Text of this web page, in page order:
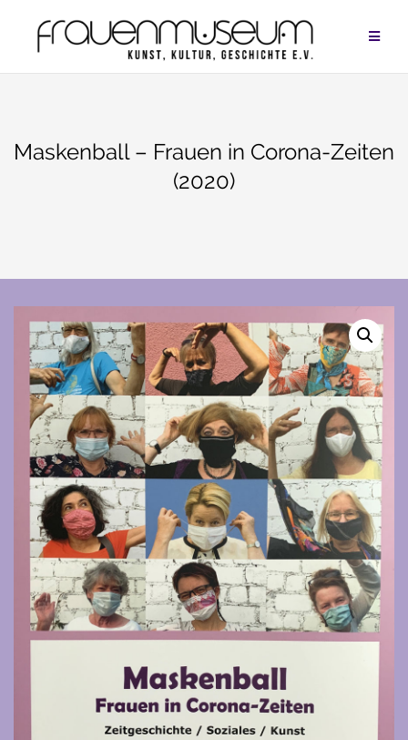
springen
Maskenball – Frauen in Corona-Zeiten
(2020)